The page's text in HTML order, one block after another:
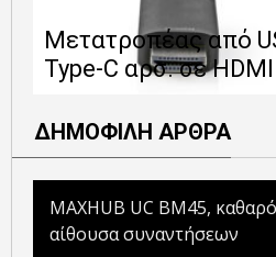
Μετατροπέας από
Type-C αρσ. σε
ΔΗΜΟΦΙΛΗ ΑΡΘΡΑ
MAXHUB UC BM45,
αίθουσα συναντήσεων